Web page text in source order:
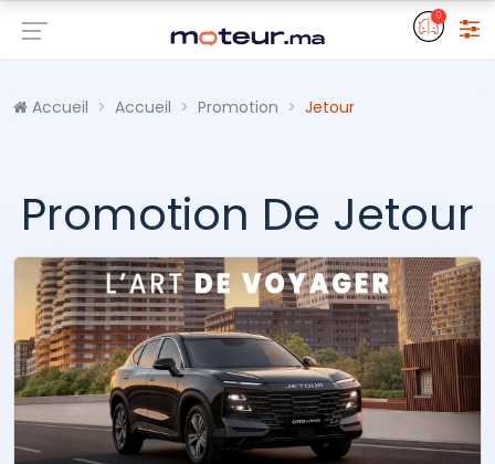
0
Accueil Accueil Promotion Jetour
Promotion De Jetour